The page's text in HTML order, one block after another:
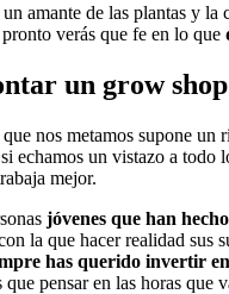
amante de las plantas y
verás que fe en lo que
un grow
nos metamos supone
echamos un vistazo a todo
mejor.
jóvenes que han
la que hacer realidad sus
has querido invertir
pensar en las horas que